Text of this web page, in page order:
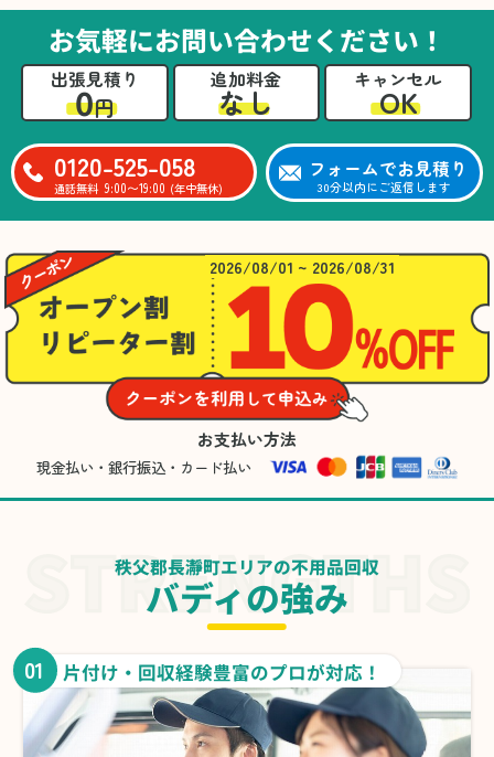
るのは難しかったと思います」との温かいお言
葉をいただきました。遺品整理という心の負担
が大きい作業において、少しでもA様の力にな
れたことをスタッフ一同嬉しく思います。
お気軽にお問い合わせください！
出張見積り
0円
追加料金
なし
キャンセル
OK
0120-525-058
通話無料 9:00〜19:00 (年中無休)
フォームでお見積り
30分以内にご返信します
2026/08/01 ~ 2026/08/31
お支払い方法
現金払い・銀行振込・カード払い
秩父郡長瀞町エリアの不用品回収
バディの強み
01 片付け・回収経験豊富のプロが対応！